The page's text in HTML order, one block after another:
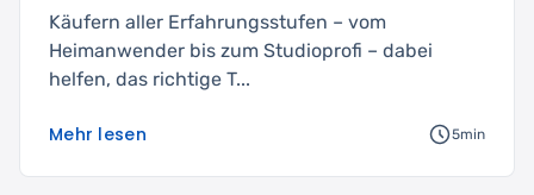
Käufern aller Erfahrungsstufen – vom
Heimanwender bis zum Studioprofi – dabei
helfen, das richtige T...
Mehr lesen 5min